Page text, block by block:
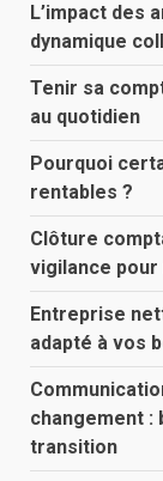
L’impact des
dynamique
Tenir sa
au quotidien
Pourquoi
rentables ?
Clôture
vigilance pour
Entreprise
adapté à vos
changement :
transition